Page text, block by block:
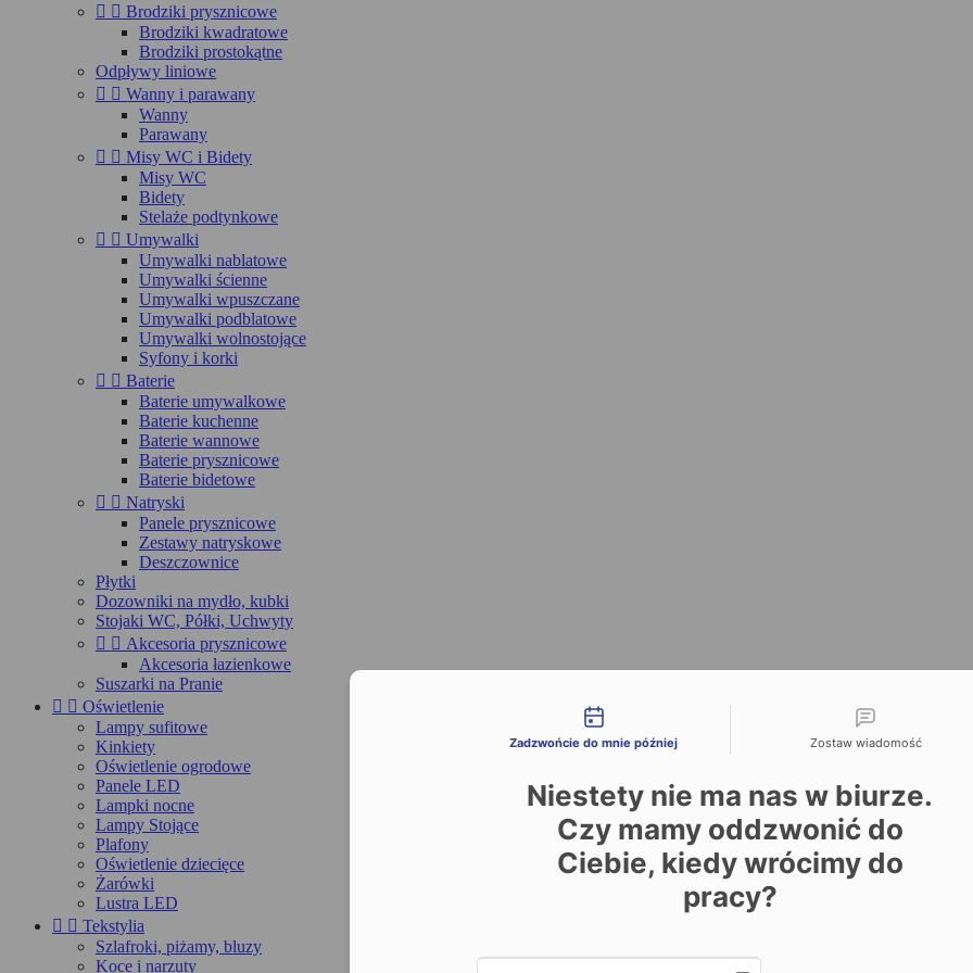
  Brodziki prysznicowe
Brodziki kwadratowe
Brodziki prostokątne
Odpływy liniowe
  Wanny i parawany
Wanny
Parawany
  Misy WC i Bidety
Misy WC
Bidety
Stelaże podtynkowe
  Umywalki
Umywalki nablatowe
Umywalki ścienne
Umywalki wpuszczane
Umywalki podblatowe
Umywalki wolnostojące
Syfony i korki
  Baterie
Baterie umywalkowe
Baterie kuchenne
Baterie wannowe
Baterie prysznicowe
Baterie bidetowe
  Natryski
Panele prysznicowe
Zestawy natryskowe
Deszczownice
Płytki
Dozowniki na mydło, kubki
Stojaki WC, Półki, Uchwyty
  Akcesoria prysznicowe
Akcesoria łazienkowe
Suszarki na Pranie
  Oświetlenie
Lampy sufitowe
Kinkiety
Oświetlenie ogrodowe
Panele LED
Lampki nocne
Lampy Stojące
Plafony
Oświetlenie dziecięce
Żarówki
Lustra LED
  Tekstylia
Szlafroki, piżamy, bluzy
Koce i narzuty
Możliwości kontaktu
Zadzwońcie do mnie później Zostaw wiadomość
Niestety nie ma nas w biurze.
Czy mamy oddzwonić do
Ciebie, kiedy wrócimy do
pracy?
Date and time slection for
Wybierz datę